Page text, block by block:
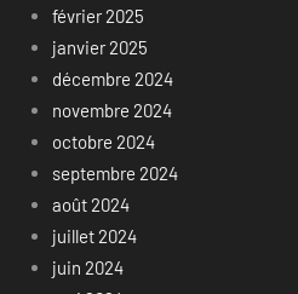
février 2025
janvier 2025
décembre 2024
novembre 2024
octobre 2024
septembre 2024
août 2024
juillet 2024
juin 2024